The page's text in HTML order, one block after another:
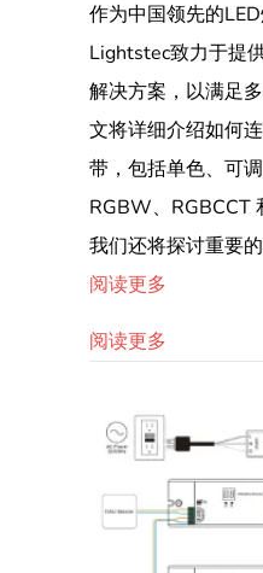
作为中国领先的LED
Lightstec致力于提
解决方案，以满足
文将详细介绍如何
带，包括单色、可调
RGBW、RGBCCT
我们还将探讨重要
阅读更多
阅读更多